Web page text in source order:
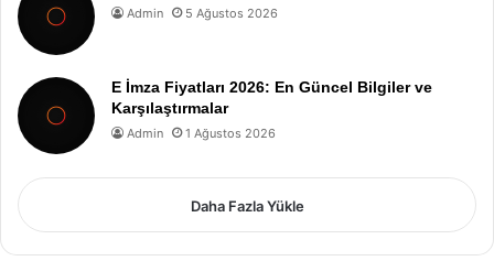
Admin 5 Ağustos 2026
E İmza Fiyatları 2026: En Güncel Bilgiler ve
Karşılaştırmalar
Admin 1 Ağustos 2026
Daha Fazla Yükle